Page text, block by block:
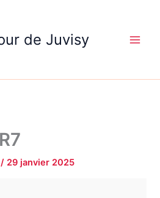
de Juvisy
/ 29 janvier 2025